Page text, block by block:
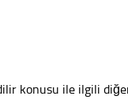
konusu ile ilgili